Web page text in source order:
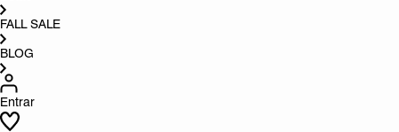
FALL SALE
BLOG
Entrar